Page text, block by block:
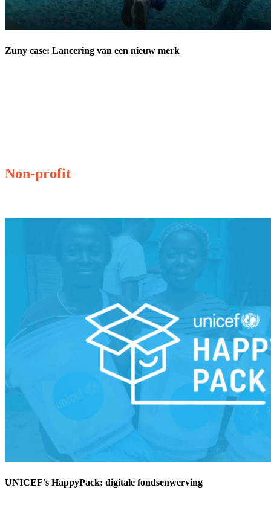
Zuny case: Lancering van een nieuw merk
Non-profit
UNICEF’s HappyPack: digitale fondsenwerving